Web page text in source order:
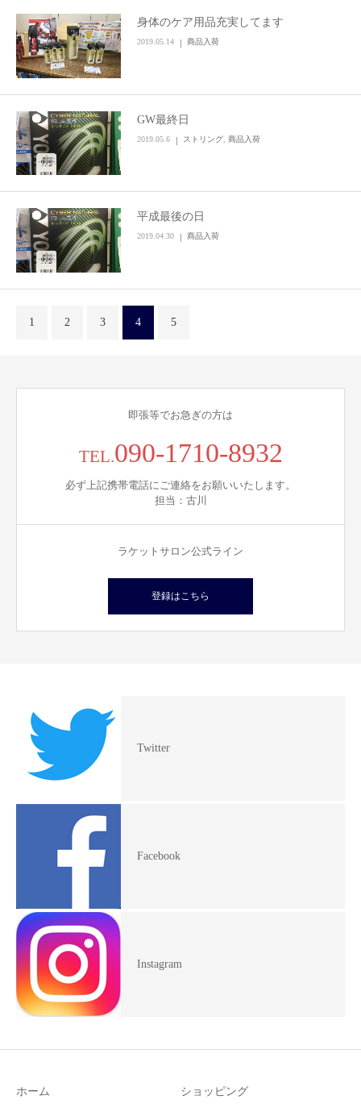
身体のケア用品充実してます
2019.05.14 商品入荷
GW最終日
2019.05.6 ストリング 商品入荷
平成最後の日
2019.04.30 商品入荷
1 2 3 4 5
即張等でお急ぎの方は
TEL.090-1710-8932
必ず上記携帯電話にご連絡をお願いいたします。
担当：古川
ラケットサロン公式ライン
登録はこちら
Twitter
Facebook
Instagram
ホーム ショッピング